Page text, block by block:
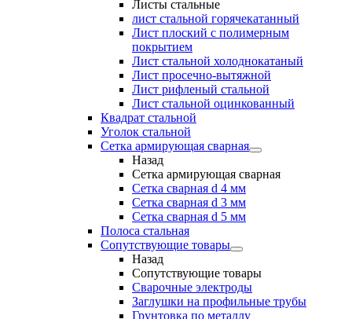
Листы стальные
лист стальной горячекатанный
Лист плоский с полимерным
покрытием
Лист стальной холоднокатаный
Лист просечно-вытяжной
Лист рифленый стальной
Лист стальной оцинкованный
Квадрат стальной
Уголок стальной
Сетка армирующая сварная
Назад
Сетка армирующая сварная
Сетка сварная d 4 мм
Сетка сварная d 3 мм
Сетка сварная d 5 мм
Полоса стальная
Сопутствующие товары
Назад
Сопутствующие товары
Сварочные электроды
Заглушки на профильные трубы
Грунтовка по металлу